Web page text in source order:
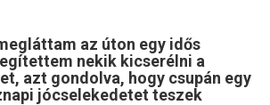
az úton egy idős
nekik kicserélni a
azt gondolva, hogy csupán egy
jócselekedetet teszek